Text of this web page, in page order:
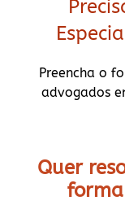
Preencha o
advogados
Quer
forma